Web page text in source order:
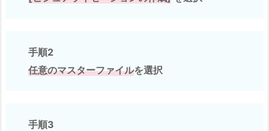
手順2
任意のマスターファイルを選択
手順3